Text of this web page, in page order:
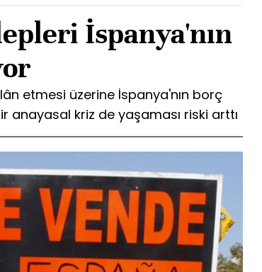
İspanya'nın
etmesi üzerine İspanya'nın borç
anayasal kriz de yaşaması riski arttı